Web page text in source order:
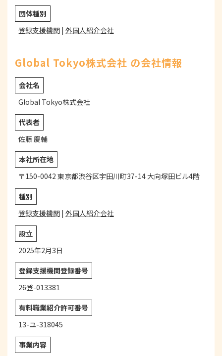
団体種別
登録支援機関 | 外国人紹介会社
Global Tokyo株式会社 の会社情報
会社名
Global Tokyo株式会社
代表者
佐藤 慶輔
本社所在地
〒150-0042 東京都渋谷区宇田川町37-14 大向塚田ビル4階
種別
登録支援機関 | 外国人紹介会社
設立
2025年2月3日
登録支援機関登録番号
26登-013381
有料職業紹介許可番号
13-ユ-318045
事業内容